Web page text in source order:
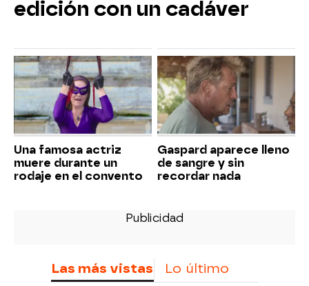
edición con un cadáver
Una famosa actriz
muere durante un
rodaje en el convento
Gaspard aparece lleno
de sangre y sin
recordar nada
Las más vistas Lo último